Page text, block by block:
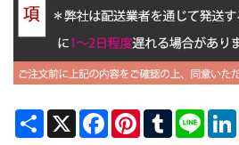
Share X FacebookPinterestTumblrLine